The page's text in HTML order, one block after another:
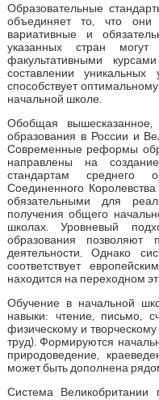
Образовательные
объединяет то, что они
вариативные и
указанных стран могут
факультативными
составлении
способствует
начальной школе.
Обобщая
образования в России и
Современные реформы
направлены на
стандартам среднего
Соединенного
обязательными для
получения общего
школах. Уровневый
образования позволяют
деятельности. Однако
соответствует
находится на переходном
Обучение в начальной
навыки: чтение, письмо,
физическому и творческому
труд). Формируются
природоведение,
может быть дополнена
Система Великобритании